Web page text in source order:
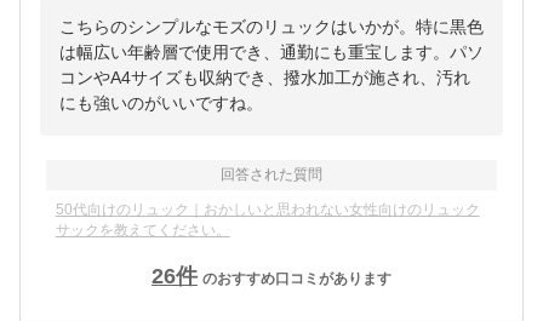
こちらのシンプルなモズのリュックはいかが。特に黒色
は幅広い年齢層で使用でき、通勤にも重宝します。パソ
コンやA4サイズも収納でき、撥水加工が施され、汚れ
にも強いのがいいですね。
回答された質問
50代向けのリュック｜おかしいと思われない女性向けのリュック
サックを教えてください。
26件 のおすすめ口コミがあります